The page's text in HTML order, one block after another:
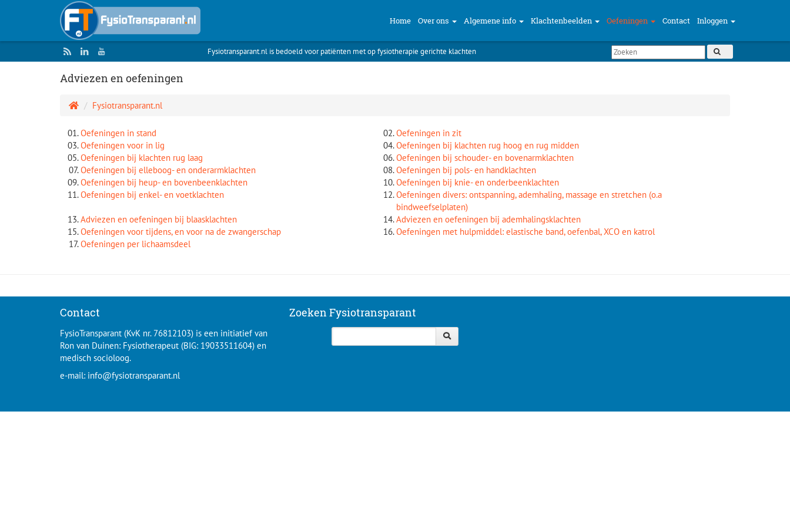
Fysiotransparant.nl is bedoeld voor patiënten met op fysiotherapie gerichte klachten
Home Over ons Algemene info Klachtenbeelden Oefeningen Contact Inloggen
Adviezen en oefeningen
Fysiotransparant.nl
Oefeningen in stand
Oefeningen in zit
Oefeningen voor in lig
Oefeningen bij klachten rug hoog en rug midden
Oefeningen bij klachten rug laag
Oefeningen bij schouder- en bovenarmklachten
Oefeningen bij elleboog- en onderarmklachten
Oefeningen bij pols- en handklachten
Oefeningen bij heup- en bovenbeenklachten
Oefeningen bij knie- en onderbeenklachten
Oefeningen bij enkel- en voetklachten
Oefeningen divers: ontspanning, ademhaling, massage en stretchen (o.a
bindweefselplaten)
Adviezen en oefeningen bij blaasklachten
Adviezen en oefeningen bij ademhalingsklachten
Oefeningen voor tijdens, en voor na de zwangerschap
Oefeningen met hulpmiddel: elastische band, oefenbal, XCO en katrol
Oefeningen per lichaamsdeel
Contact
FysioTransparant (KvK nr. 76812103) is een initiatief van
Ron van Duinen: Fysiotherapeut (BIG: 19033511604) en
medisch socioloog.
e-mail: info@fysiotransparant.nl
Zoeken Fysiotransparant